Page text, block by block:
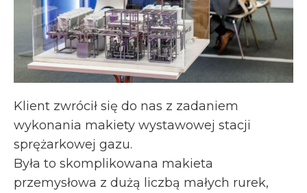
Klient zwrócił się do nas z zadaniem
wykonania makiety wystawowej stacji
sprężarkowej gazu.
Była to skomplikowana makieta
przemysłowa z dużą liczbą małych rurek,